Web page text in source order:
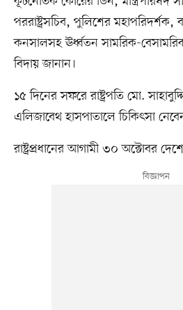
পররাষ্ট্রসচিব, পুলিশের মহাপরিদর্শক,
কনসালসহ ঊর্ধ্বতন সামরিক-বেসামরিক
বিদায় জানান।
১৫ দিনের সফরে রাষ্ট্রপতি মো.
এলিজাবেথ হাসপাতালে চিকিৎসা
রাষ্ট্রপ্রধানের আগামী ৩০ অক্টোবর